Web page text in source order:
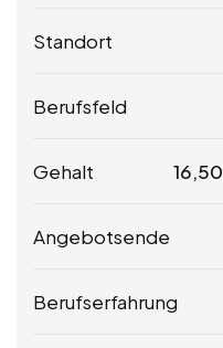
Standort
Berufsfeld
Gehalt 16,50
Angebotsende
Berufserfahrung